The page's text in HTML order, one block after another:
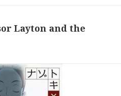
Layton and the